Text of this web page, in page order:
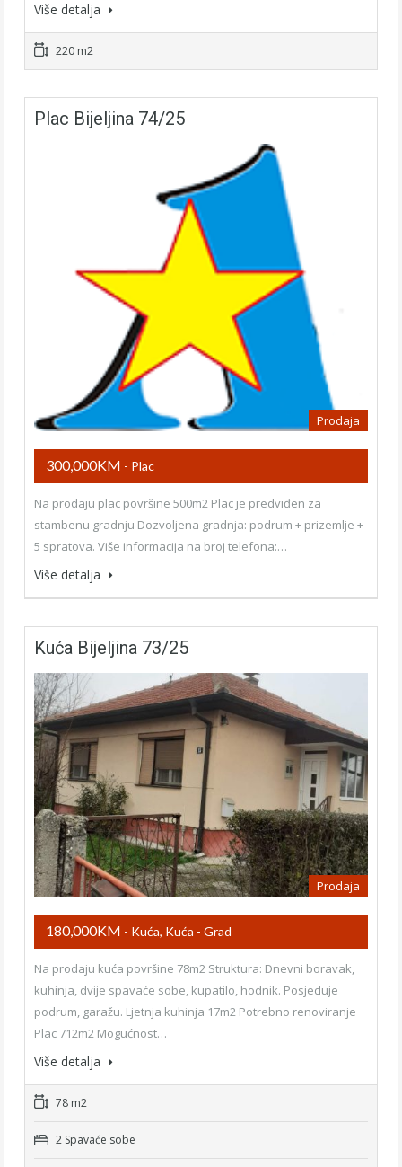
Više detalja
220 m2
Plac Bijeljina 74/25
Prodaja
300,000KM - Plac
Na prodaju plac površine 500m2 Plac je predviđen za
stambenu gradnju Dozvoljena gradnja: podrum + prizemlje +
5 spratova. Više informacija na broj telefona:…
Više detalja
Kuća Bijeljina 73/25
Prodaja
180,000KM - Kuća, Kuća - Grad
Na prodaju kuća površine 78m2 Struktura: Dnevni boravak,
kuhinja, dvije spavaće sobe, kupatilo, hodnik. Posjeduje
podrum, garažu. Ljetnja kuhinja 17m2 Potrebno renoviranje
Plac 712m2 Mogućnost…
Više detalja
78 m2
2 Spavaće sobe